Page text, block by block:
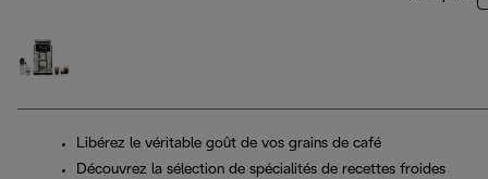
Libérez le véritable goût de vos grains de café
Découvrez la sélection de spécialités de recettes froides